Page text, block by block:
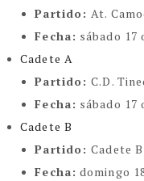
Partido:At.
Fecha: sábado 17
Cadete A
Partido:C.D.
Fecha: sábado 17
Cadete B
Partido:Cadete
Fecha: domingo